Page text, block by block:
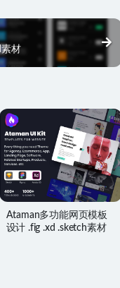
材
Ataman多功能网页模板
设计 .fig .xd .sketch素材